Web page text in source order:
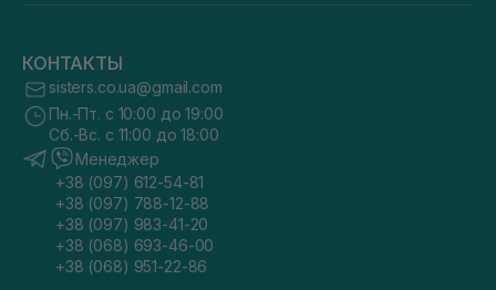
КОНТАКТЫ
sisters.co.ua@gmail.com
Пн.-Пт. с 10:00 до 19:00
Сб.-Вс. с 11:00 до 18:00
Менеджер
+38 (097) 612-54-81
+38 (097) 788-12-88
+38 (097) 983-41-20
+38 (068) 693-46-00
+38 (068) 951-22-86